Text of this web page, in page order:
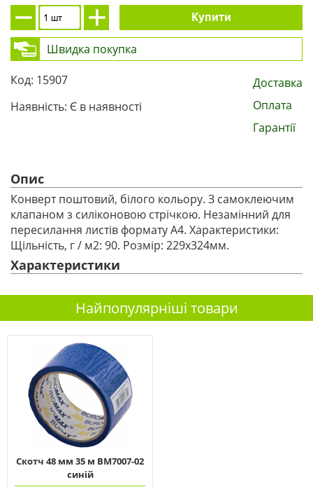
Купити
Швидка покупка
Код: 15907
Наявність: Є в наявності
Доставка
Оплата
Гарантії
Опис
Конверт поштовий, білого кольору. З самоклеючим
клапаном з силіконовою стрічкою. Незамінний для
пересилання листів формату А4. Характеристики:
Щільність, г / м2: 90. Розмір: 229х324мм.
Характеристики
Найпопулярніші товари
Скотч 48 мм 35 м ВМ7007-02
синій